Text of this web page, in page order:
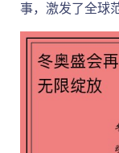
事，激发了全球